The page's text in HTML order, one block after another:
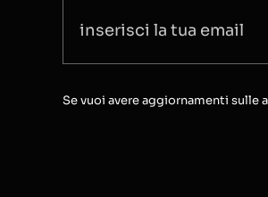
Se vuoi avere aggiornamenti sulle